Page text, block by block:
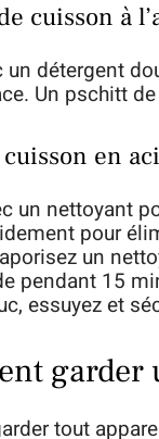
cuisson à
un détergent
Un pschitt
en
un nettoyant
pour
un
pendant 15
essuyez et
garder
tout